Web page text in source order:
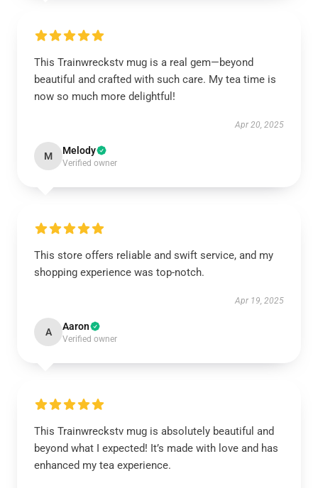
This Trainwreckstv mug is a real gem—beyond
beautiful and crafted with such care. My tea time is
now so much more delightful!
Apr 20, 2025
M Melody
Verified owner
This store offers reliable and swift service, and my
shopping experience was top-notch.
Apr 19, 2025
A Aaron
Verified owner
This Trainwreckstv mug is absolutely beautiful and
beyond what I expected! It’s made with love and has
enhanced my tea experience.